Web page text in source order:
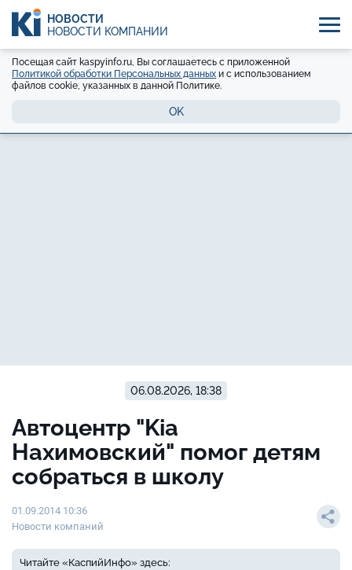
НОВОСТИ
НОВОСТИ КОМПАНИЙ
Посещая сайт kaspyinfo.ru, Вы соглашаетесь с приложенной
Политикой обработки Персональных данных и с использованием
файлов cookie, указанных в данной Политике.
OK
06.08.2026, 18:38
Автоцентр "Kia
Нахимовский" помог детям
собраться в школу
01.09.2014 10:36
Новости компаний
Читайте «КаспийИнфо» здесь: